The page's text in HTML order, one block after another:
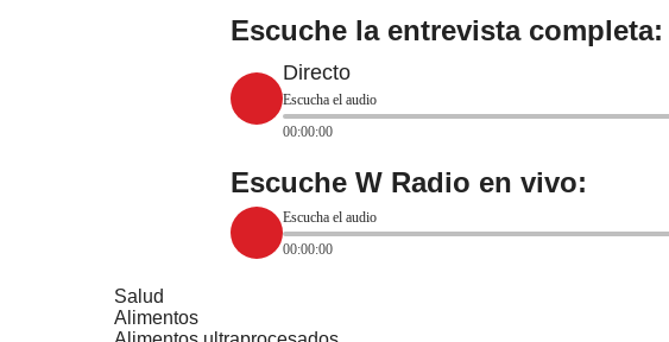
Escuche la entrevista completa:
Directo
Escucha el audio
00:00:00
Escuche W Radio en vivo:
Escucha el audio
00:00:00
Salud
Alimentos